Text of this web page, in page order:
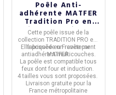
Poêle Anti-
adhérente MATFER
Tradition Pro en
inox - 4 tailles
Cette poêle issue de la
collection TRADITION PRO est
fabriquée enFrancepar
MATFER.
Elle possède unrevêtement
antiadhérentmulticouches.
La poêle est compatible tous
feux dont four et induction.
4 tailles vous sont proposées.
Livraison gratuite pour la
France métropolitaine